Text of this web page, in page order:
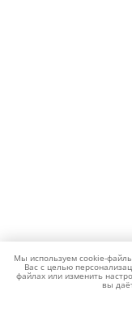
Мы используем cookie-
Вас с целью
файлах или изменить
вы